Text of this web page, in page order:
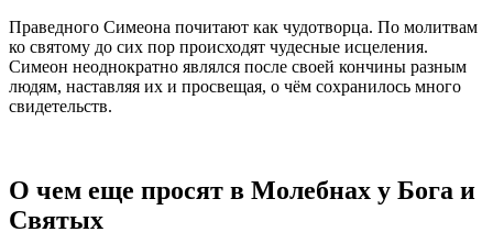
Праведного Симеона почитают как чудотворца. По молитвам
ко святому до сих пор происходят чудесные исцеления.
Симеон неоднократно являлся после своей кончины разным
людям, наставляя их и просвещая, о чём сохранилось много
свидетельств.
О чем еще просят в Молебнах у Бога и
Святых